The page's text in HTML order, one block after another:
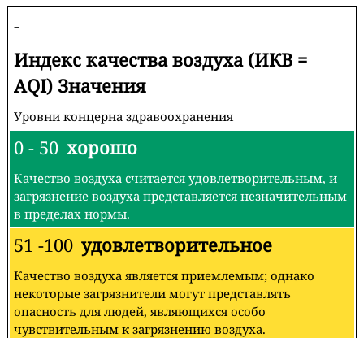
-
Индекс качества воздуха (ИКВ =
AQI) Значения
Уровни концерна здравоохранения
0 - 50 хорошо
Качество воздуха считается удовлетворительным, и
загрязнение воздуха представляется незначительным
в пределах нормы.
51 -100 удовлетворительное
Качество воздуха является приемлемым; однако
некоторые загрязнители могут представлять
опасность для людей, являющихся особо
чувствительным к загрязнению воздуха.